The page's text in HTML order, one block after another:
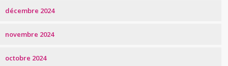
décembre 2024
novembre 2024
octobre 2024